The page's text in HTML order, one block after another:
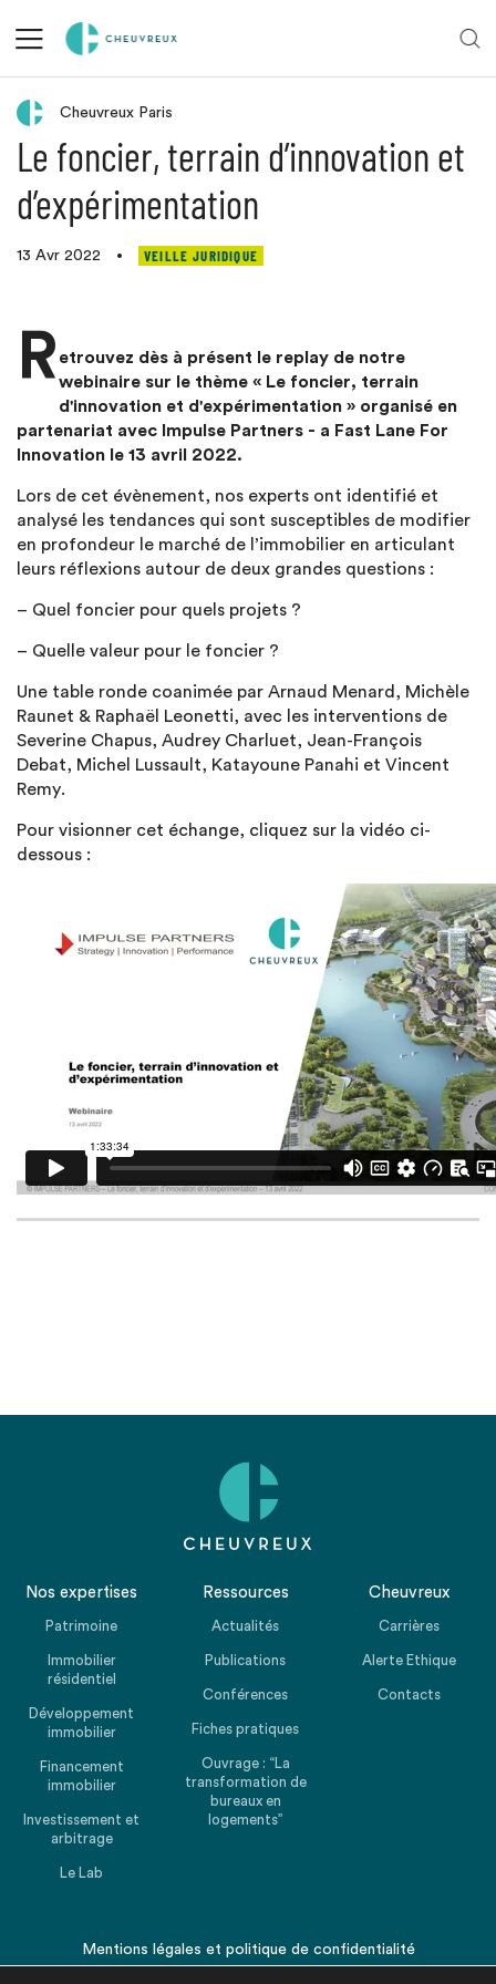
Veille juridique
Cheuvreux Paris
Le foncier, terrain d’innovation et
d’expérimentation
13 Avr 2022 • VEILLE JURIDIQUE
R etrouvez dès à présent le replay de notre
webinaire sur le thème « Le foncier, terrain
d'innovation et d'expérimentation » organisé en
partenariat avec Impulse Partners - a Fast Lane For
Innovation le 13 avril 2022.
Lors de cet évènement, nos experts ont identifié et
analysé les tendances qui sont susceptibles de modifier
en profondeur le marché de l’immobilier en articulant
leurs réflexions autour de deux grandes questions :
– Quel foncier pour quels projets ?
– Quelle valeur pour le foncier ?
Une table ronde coanimée par Arnaud Menard, Michèle
Raunet & Raphaël Leonetti, avec les interventions de
Severine Chapus, Audrey Charluet, Jean-François
Debat, Michel Lussault, Katayoune Panahi et Vincent
Remy.
Pour visionner cet échange, cliquez sur la vidéo ci-
dessous :
Nos expertises
Patrimoine
Immobilier
résidentiel
Développement
immobilier
Financement
immobilier
Investissement et
arbitrage
Le Lab
Ressources
Actualités
Publications
Conférences
Fiches pratiques
Ouvrage : “La
transformation de
bureaux en
logements”
Cheuvreux
Carrières
Alerte Ethique
Contacts
Mentions légales et politique de confidentialité